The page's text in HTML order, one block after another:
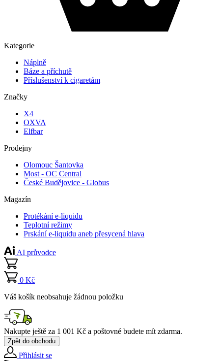
Kategorie
Náplně
Báze a příchutě
Příslušenství k cigaretám
Značky
X4
OXVA
Elfbar
Prodejny
Olomouc Šantovka
Most - OC Central
České Budějovice - Globus
Magazín
Protékání e-liquidu
Teplotní režimy
Prskání e-liquidu aneb přesycená hlava
AI průvodce
0 Kč
Váš košík neobsahuje žádnou položku
Nakupte ještě za 1 001 Kč a poštovné budete mít zdarma.
Zpět do obchodu
Přihlásit se